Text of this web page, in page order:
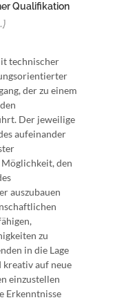
Qualifikation
technischer
der zu einem
Der jeweilige
aufeinander
den
auszubauen
zu
in die Lage
kreativ auf neue
einzustellen
Erkenntnisse